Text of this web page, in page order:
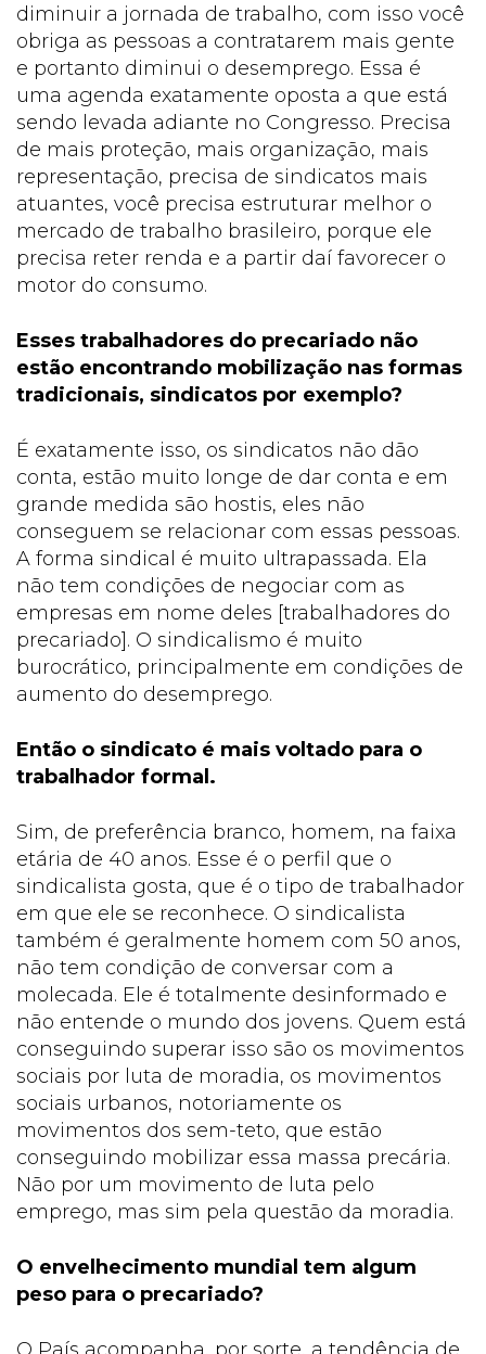
diminuir a jornada de trabalho, com isso você
obriga as pessoas a contratarem mais gente
e portanto diminui o desemprego. Essa é
uma agenda exatamente oposta a que está
sendo levada adiante no Congresso. Precisa
de mais proteção, mais organização, mais
representação, precisa de sindicatos mais
atuantes, você precisa estruturar melhor o
mercado de trabalho brasileiro, porque ele
precisa reter renda e a partir daí favorecer o
motor do consumo.
Esses trabalhadores do precariado não
estão encontrando mobilização nas formas
tradicionais, sindicatos por exemplo?
É exatamente isso, os sindicatos não dão
conta, estão muito longe de dar conta e em
grande medida são hostis, eles não
conseguem se relacionar com essas pessoas.
A forma sindical é muito ultrapassada. Ela
não tem condições de negociar com as
empresas em nome deles [trabalhadores do
precariado]. O sindicalismo é muito
burocrático, principalmente em condições de
aumento do desemprego.
Então o sindicato é mais voltado para o
trabalhador formal.
Sim, de preferência branco, homem, na faixa
etária de 40 anos. Esse é o perfil que o
sindicalista gosta, que é o tipo de trabalhador
em que ele se reconhece. O sindicalista
também é geralmente homem com 50 anos,
não tem condição de conversar com a
molecada. Ele é totalmente desinformado e
não entende o mundo dos jovens. Quem está
conseguindo superar isso são os movimentos
sociais por luta de moradia, os movimentos
sociais urbanos, notoriamente os
movimentos dos sem-teto, que estão
conseguindo mobilizar essa massa precária.
Não por um movimento de luta pelo
emprego, mas sim pela questão da moradia.
O envelhecimento mundial tem algum
peso para o precariado?